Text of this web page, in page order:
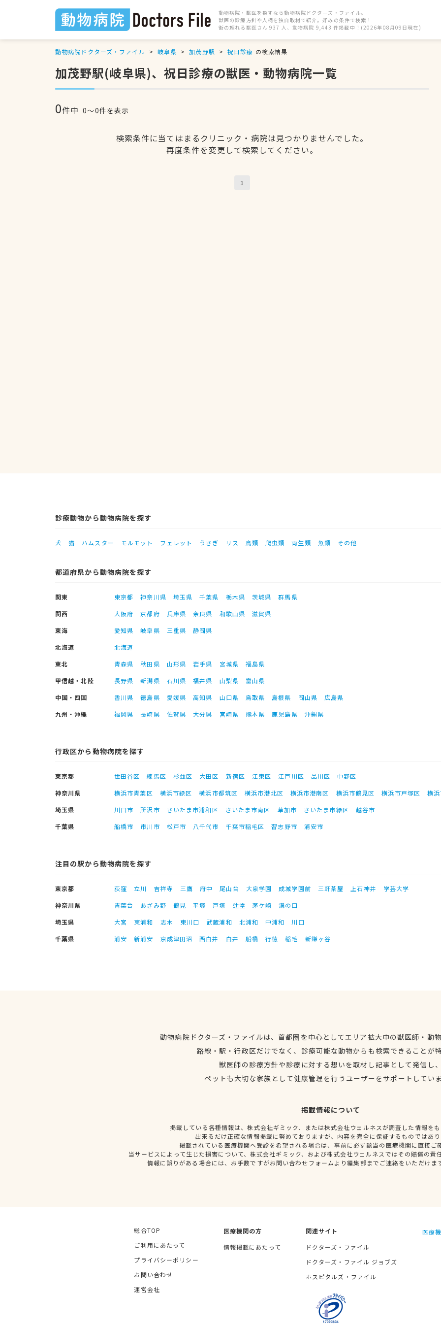
動物病院・獣医を探すなら動物病院ドクターズ・ファイル。
獣医の診療方針や人柄を独自取材で紹介。好みの条件で検索！
街の頼れる獣医さん 937 人、動物病院 9,443 件掲載中！(2026年08月09日現在)
動物病院ドクターズ・ファイル 岐阜県 加茂野駅 祝日診療 の検索結果
加茂野駅(岐阜県)、祝日診療の獣医・動物病院一覧
0件中 0〜0件を表示
検索条件に当てはまるクリニック・病院は見つかりませんでした。
再度条件を変更して検索してください。
1
診療動物から動物病院を探す
犬 猫 ハムスター モルモット フェレット うさぎ リス 鳥類 爬虫類 両生類 魚類 その他
都道府県から動物病院を探す
関東 東京都 神奈川県 埼玉県 千葉県 栃木県 茨城県
群馬県
関西
大阪府 京都府 兵庫県 奈良県 和歌山県
滋賀県
東海
愛知県 岐阜県 三重県
静岡県
北海道
北海道
東北
青森県 秋田県 山形県 岩手県 宮城県
福島県
甲信越・北陸
長野県 新潟県 石川県 福井県 山梨県
富山県
中国・四国
香川県 徳島県 愛媛県 高知県 山口県 鳥取県 島根県 岡山県
広島県
九州・沖縄
福岡県 長崎県 佐賀県 大分県 宮崎県 熊本県 鹿児島県 沖縄県
行政区から動物病院を探す
東京都 世田谷区 練馬区 杉並区 大田区 新宿区 江東区 江戸川区 品川区
中野区
神奈川県
横浜市青葉区 横浜市緑区 横浜市都筑区 横浜市港北区 横浜市港南区 横浜市鶴見区 横浜市戸塚区
横
埼玉県
川口市 所沢市 さいたま市浦和区 さいたま市南区 草加市 さいたま市緑区
越谷市
千葉県
船橋市 市川市 松戸市 八千代市 千葉市稲毛区 習志野市 浦安市
注目の駅から動物病院を探す
東京都 荻窪 立川 吉祥寺 三鷹 府中 尾山台 大泉学園 成城学園前 三軒茶屋 上石神井
学芸大学
神奈川県
青葉台 あざみ野 鶴見 平塚 戸塚 辻堂 茅ケ崎
溝の口
埼玉県
大宮 東浦和 志木 東川口 武蔵浦和 北浦和 中浦和
川口
千葉県
浦安 新浦安 京成津田沼 西白井 白井 船橋 行徳 稲毛 新鎌ヶ谷
動物病院ドクターズ・ファイルは、首都圏を中心としてエリア拡大中の獣医師・動
路線・駅・行政区だけでなく、診療可能な動物からも検索できることが
獣医師の診療方針や診療に対する想いを取材し記事として発信し
ペットも大切な家族として健康管理を行うユーザーをサポートしてい
掲載情報について
掲載している各種情報は、株式会社ギミック、または株式会社ウェルネスが調査した情報を
出来るだけ正確な情報掲載に努めておりますが、内容を完全に保証するものではあ
掲載されている医療機関へ受診を希望される場合は、事前に必ず該当の医療機関に直接ご
当サービスによって生じた損害について、株式会社ギミック、および株式会社ウェルネスではその賠償の責
情報に誤りがある場合には、お手数ですがお問い合わせフォームより編集部までご連絡をいただけま
総合TOP
ご利用にあたって
プライバシーポリシー
お問い合わせ
運営会社
医療機関の方
情報掲載にあたって
関連サイト
ドクターズ・ファイル
ドクターズ・ファイル ジョブズ
ホスピタルズ・ファイル
医療